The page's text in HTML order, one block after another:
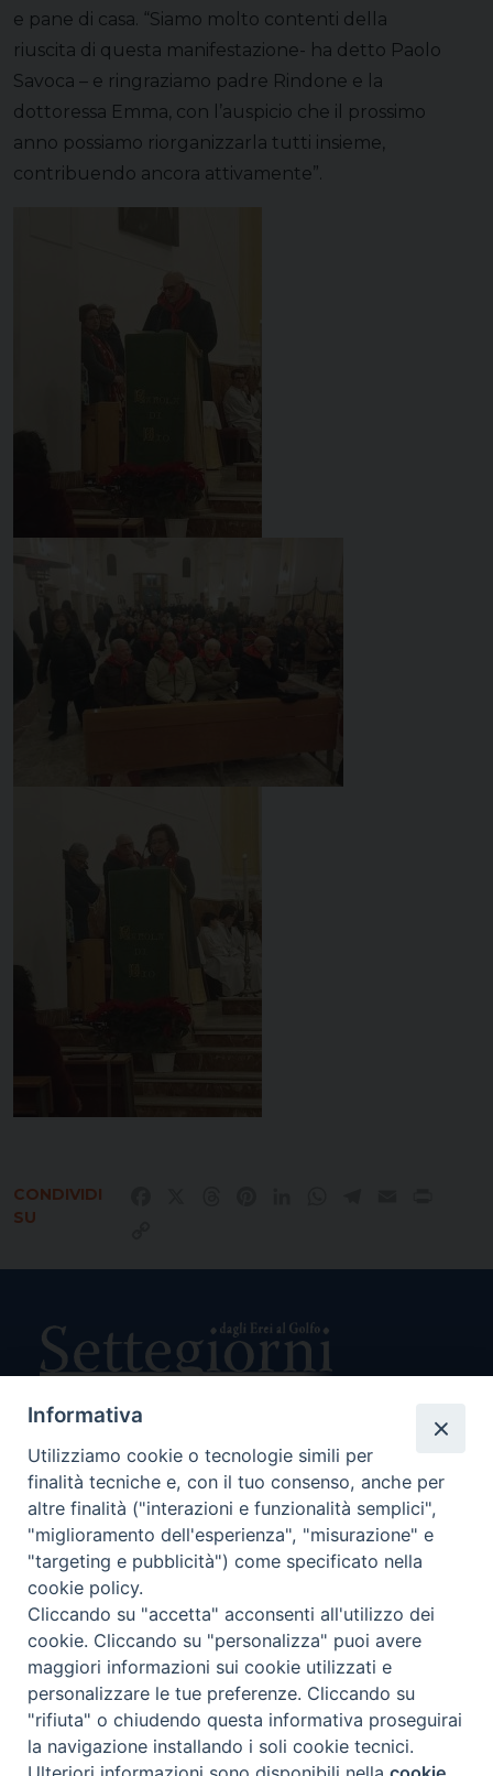
e pane di casa. “Siamo molto contenti della
riuscita di questa manifestazione- ha detto Paolo
Savoca – e ringraziamo padre Rindone e la
dottoressa Emma, con l’auspicio che il prossimo
anno possiamo riorganizzarla tutti insieme,
contribuendo ancora attivamente”.
CONDIVIDI
SU
Direttore Responsabile Giuseppe Rabita
Direttore Amministrativo Salvatore Bruno
Editore e Proprietà Opera di Religione della Diocesi di Piazza
Armerina,
Via Cammarata, 21 – Piazza Armerina
P. I. 01121870867
Autorizzazione Tribunale di Enna n. 113 del 24/2/2007
SEGUICI SU:
CHI SIAMO PRIVACY POLICY
Informativa
Utilizziamo cookie o tecnologie simili per
finalità tecniche e, con il tuo consenso, anche per
altre finalità ("interazioni e funzionalità semplici",
"miglioramento dell'esperienza", "misurazione" e
"targeting e pubblicità") come specificato nella
cookie policy.
Cliccando su "accetta" acconsenti all'utilizzo dei
cookie. Cliccando su "personalizza" puoi avere
maggiori informazioni sui cookie utilizzati e
personalizzare le tue preferenze. Cliccando su
"rifiuta" o chiudendo questa informativa proseguirai
la navigazione installando i soli cookie tecnici.